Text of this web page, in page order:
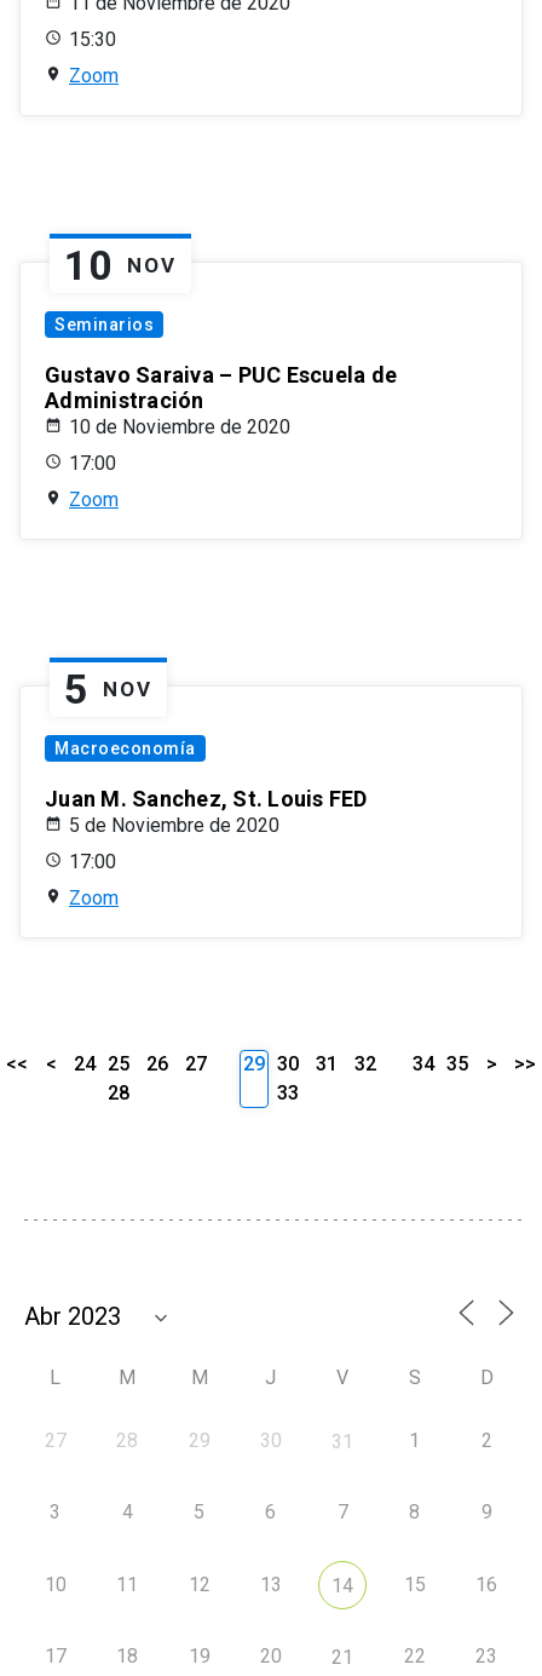
15:30
Zoom
10 NOV
Seminarios
Gustavo Saraiva – PUC Escuela de
Administración
10 de Noviembre de 2020
17:00
Zoom
5 NOV
Macroeconomía
Juan M. Sanchez, St. Louis FED
5 de Noviembre de 2020
17:00
Zoom
<< < 24 25 26
27
28
29 30 31
32
33
34 35 > >>
L M M J V S D
27 28 29 30 31 1 2
3 4 5 6 7 8 9
10 11 12 13 14 15 16
17 18 19 20 21 22 23